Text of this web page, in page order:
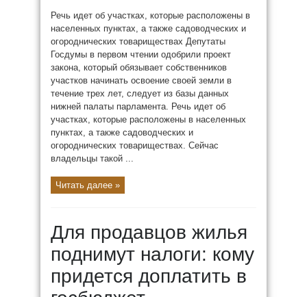
Речь идет об участках, которые расположены в
населенных пунктах, а также садоводческих и
огороднических товариществах Депутаты
Госдумы в первом чтении одобрили проект
закона, который обязывает собственников
участков начинать освоение своей земли в
течение трех лет, следует из базы данных
нижней палаты парламента. Речь идет об
участках, которые расположены в населенных
пунктах, а также садоводческих и
огороднических товариществах. Сейчас
владельцы такой ...
Читать далее »
Для продавцов жилья
поднимут налоги: кому
придется доплатить в